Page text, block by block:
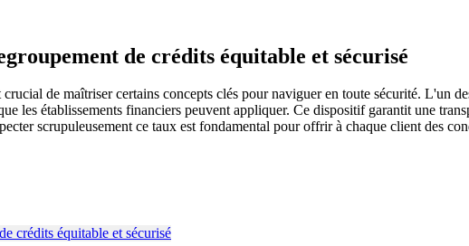
de crédits équitable et sécurisé
de maîtriser certains concepts clés pour naviguer en toute sécurité. L'un
les établissements financiers peuvent appliquer. Ce dispositif garantit une
scrupuleusement ce taux est fondamental pour offrir à chaque client des